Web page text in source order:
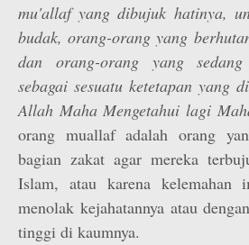
mu'allaf yang dibujuk hatinya,
budak, orang-orang yang
dan orang-orang yang
sebagai sesuatu ketetapan yang
Allah Maha Mengetahui lagi
orang muallaf adalah orang
bagian zakat agar mereka
Islam, atau karena kelemahan
menolak kejahatannya atau
tinggi di kaumnya.